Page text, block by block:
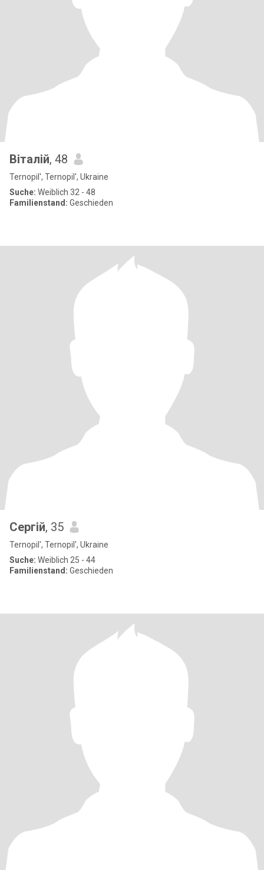
Віталій, 48
Ternopil', Ternopil', Ukraine
Suche: Weiblich 32 - 48
Familienstand: Geschieden
Сергій, 35
Ternopil', Ternopil', Ukraine
Suche: Weiblich 25 - 44
Familienstand: Geschieden